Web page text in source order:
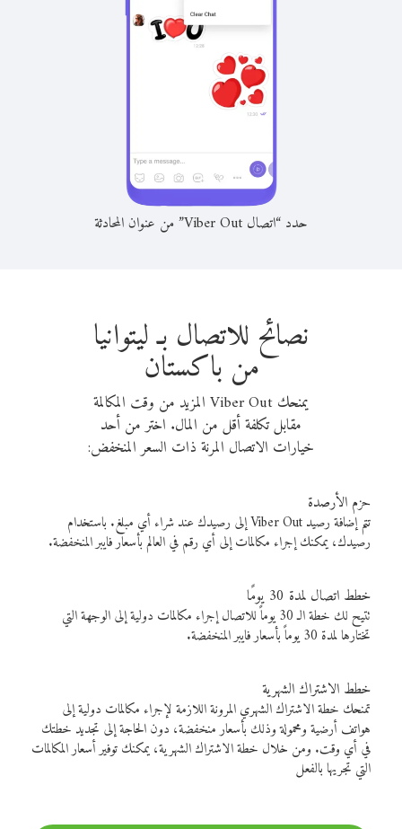
حدد “اتصال Viber Out” من عنوان المحادثة
نصائح للاتصال بـ ليتوانيا
من باكستان
يمنحك Viber Out المزيد من وقت المكالمة
مقابل تكلفة أقل من المال. اختر من أحد
خيارات الاتصال المرنة ذات السعر المنخفض:
حزم الأرصدة
تتم إضافة رصيد Viber Out إلى رصيدك عند شراء أي مبلغ. باستخدام
رصيدك، يمكنك إجراء مكالمات إلى أي رقم في العالم بأسعار فايبر المنخفضة.
خطط اتصال لمدة 30 يومًا
تتيح لك خطة الـ 30 يوماً للاتصال إجراء مكالمات دولية إلى الوجهة التي
تختارها لمدة 30 يوماً بأسعار فايبر المنخفضة.
خطط الاشتراك الشهرية
تمنحك خطة الاشتراك الشهري المرونة اللازمة لإجراء مكالمات دولية إلى
هواتف أرضية ومحمولة وذلك بأسعار منخفضة، دون الحاجة إلى تجديد خطتك
في أي وقت. ومن خلال خطة الاشتراك الشهرية، يمكنك توفير أسعار المكالمات
التي تجريها بالفعل